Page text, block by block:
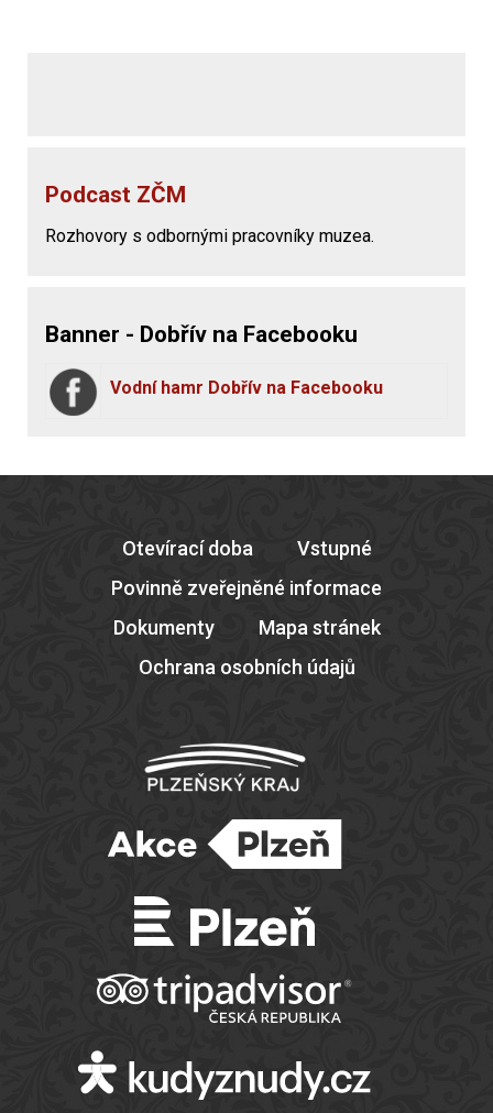
Podcast ZČM
Rozhovory s odbornými pracovníky muzea.
Banner - Dobřív na Facebooku
Vodní hamr Dobřív na Facebooku
Otevírací doba
Vstupné
Povinně zveřejněné informace
Dokumenty
Mapa stránek
Ochrana osobních údajů